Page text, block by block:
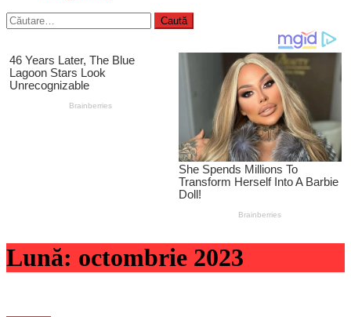
Caută
după:
Lună: octombrie 2023